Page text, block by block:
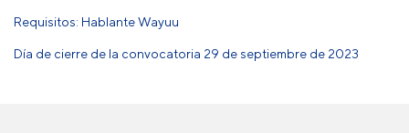
Requisitos: Hablante Wayuu
Día de cierre de la convocatoria 29 de septiembre de 2023